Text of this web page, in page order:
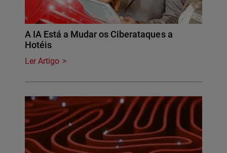
A IA Está a Mudar os Ciberataques a
Hotéis
Ler Artigo